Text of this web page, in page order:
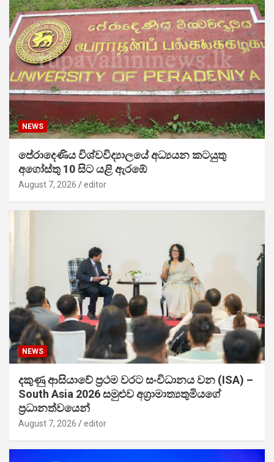
NEWS
පේරාදෙණිය විශ්වවිද්‍යාලයේ අධ්‍යයන කටයුතු
අගෝස්තු 10 සිට යළි ඇරඹේ
August 7, 2026 editor
NEWS
දකුණු ආසියාවේ ප්‍රථම වරට සංවිධානය වන (ISA) –
South Asia 2026 සමුළුව අග්‍රාමාත්‍යතුමියගේ
ප්‍රධානත්වයෙන්
August 7, 2026 editor